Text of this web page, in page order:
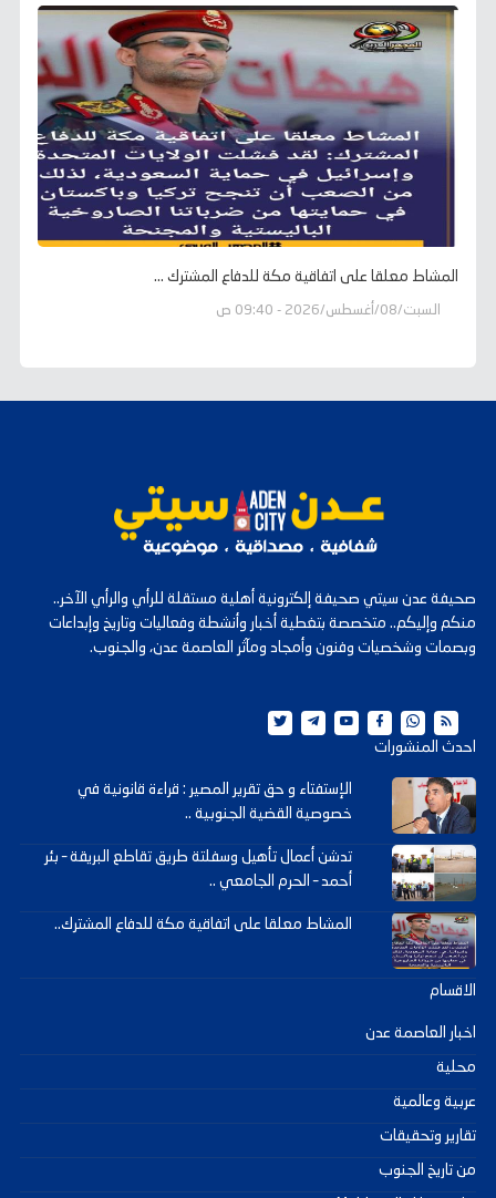
المشاط معلقا على اتفاقية مكة للدفاع المشترك ...
السبت/08/أغسطس/2026 - 09:40 ص
صحيفة عدن سيتي صحيفة إلكترونية أهلية مستقلة للرأي والرأي الآخر..
منكم وإليكم.. متخصصة بتغطية أخبار وأنشطة وفعاليات وتاريخ وإبداعات
وبصمات وشخصيات وفنون وأمجاد ومآثر العاصمة عدن، والجنوب.
احدث المنشورات
الإستفتاء و حق تقرير المصير : قراءة قانونية في
خصوصية القضية الجنوبية ..
تدشن أعمال تأهيل وسفلتة طريق تقاطع البريقة – بئر
أحمد – الحرم الجامعي ..
المشاط معلقا على اتفاقية مكة للدفاع المشترك..
الاقسام
اخبار العاصمة عدن
محلية
عربية وعالمية
تقارير وتحقيقات
من تاريخ الجنوب